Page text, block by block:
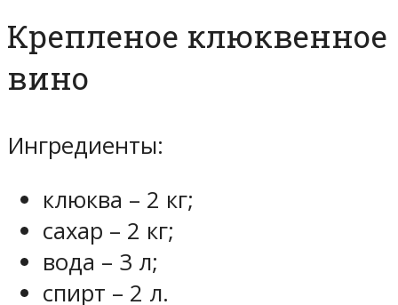
Крепленое клюквенное
вино
Ингредиенты:
клюква – 2 кг;
сахар – 2 кг;
вода – 3 л;
спирт – 2 л.